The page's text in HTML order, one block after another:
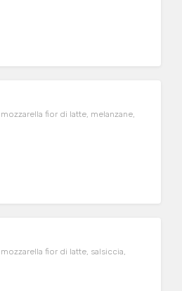
fior di latte, melanzane,
fior di latte, salsiccia,